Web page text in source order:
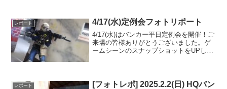
レポート 4/17(水)定例会フォトリポート
4/17(水)はバンカー平日定例会を開催！ご
来場の皆様ありがとうございました。ゲ
ームシーンのスナップショットをUPしま
レポート
[フォトレポ] 2025.2.2(日) HQバン